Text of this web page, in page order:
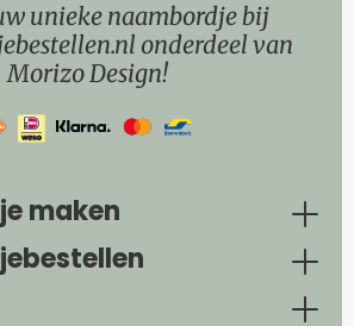
unieke naambordje bij
onderdeel van
Morizo Design!
maken